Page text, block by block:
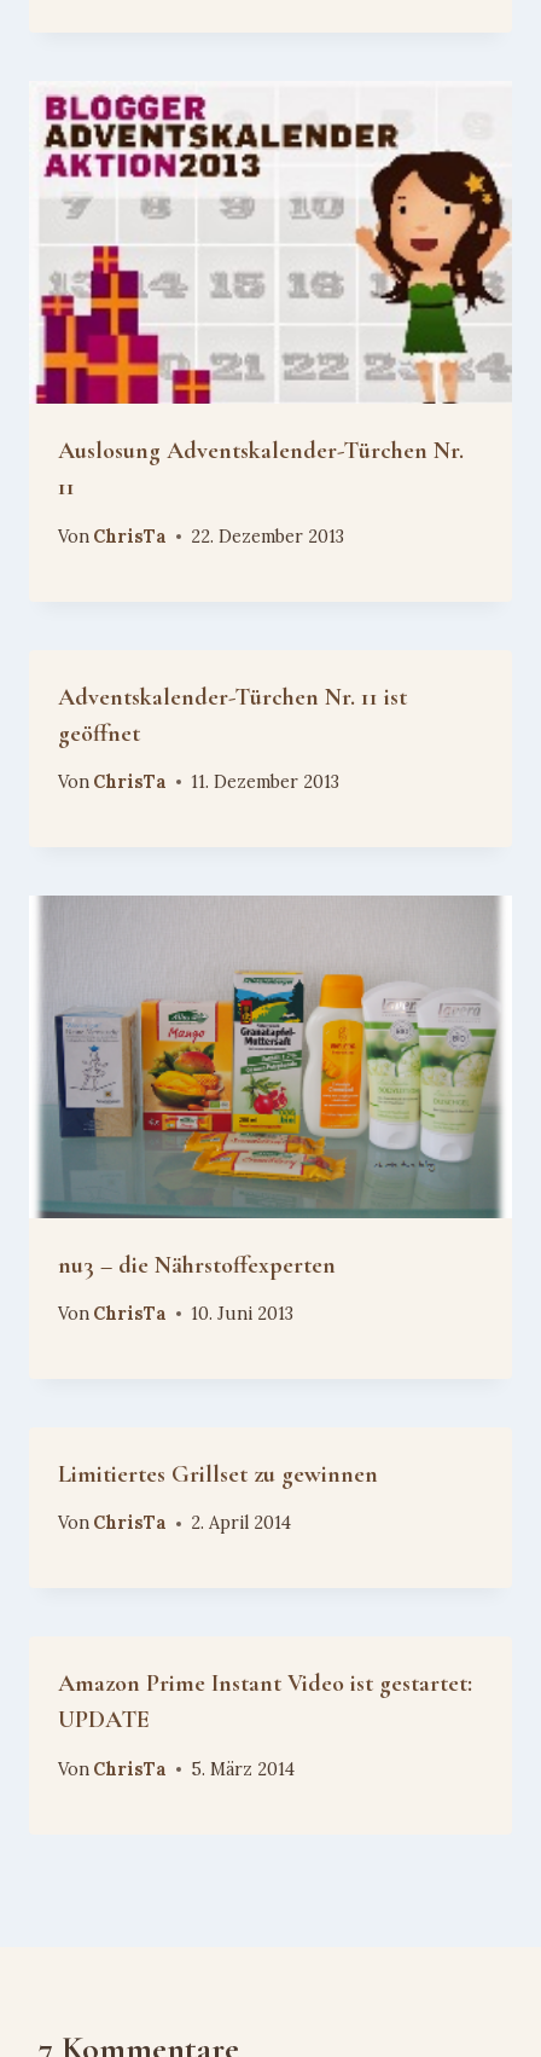
Auslosung Adventskalender-Türchen Nr.
11
Von ChrisTa 22. Dezember 2013
Adventskalender-Türchen Nr. 11 ist
geöffnet
Von ChrisTa 11. Dezember 2013
nu3 – die Nährstoffexperten
Von ChrisTa 10. Juni 2013
Limitiertes Grillset zu gewinnen
Von ChrisTa 2. April 2014
Amazon Prime Instant Video ist gestartet:
UPDATE
Von ChrisTa 5. März 2014
7 Kommentare